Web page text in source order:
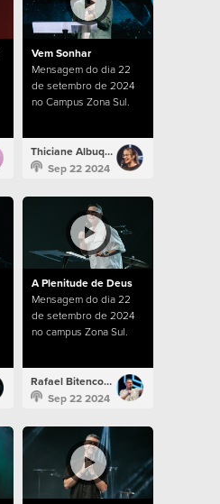
Vem Sonhar
Mensagem do dia 22
de setembro de 2024
no Campus Zona Sul.
Thiciane Albuquerque
Sep 22 2024
A Plenitude de Deus
Mensagem do dia 22
de setembro de 2024
no campus Zona Sul.
Rafael Bitencourt
Sep 22 2024